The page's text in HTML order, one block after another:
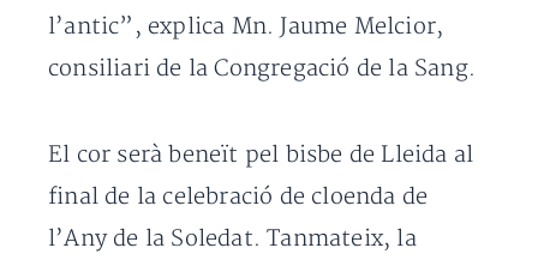
l’antic”, explica Mn. Jaume Melcior,
consiliari de la Congregació de la Sang.
El cor serà beneït pel bisbe de Lleida al
final de la celebració de cloenda de
l’Any de la Soledat. Tanmateix, la